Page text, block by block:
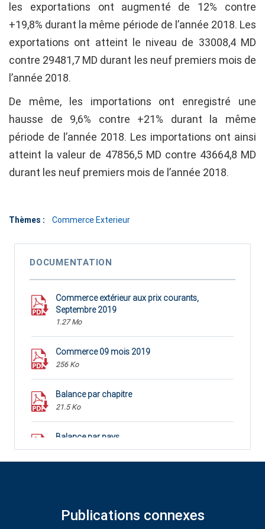
les exportations ont augmenté de 12% contre
+19,8% durant la même période de l’année 2018. Les
exportations ont atteint le niveau de 33008,4 MD
contre 29481,7 MD durant les neuf premiers mois de
l’année 2018.
De même, les importations ont enregistré une
hausse de 9,6% contre +21% durant la même
période de l’année 2018. Les importations ont ainsi
atteint la valeur de 47856,5 MD contre 43664,8 MD
durant les neuf premiers mois de l’année 2018.
Thèmes : Commerce Exterieur
DOCUMENTATION
Commerce extérieur aux prix courants,
Septembre 2019
1.27 Mo
Commerce 09 mois 2019
256 Ko
Balance par chapitre
21.5 Ko
Balance par pays
35.29 Ko
Publications connexes